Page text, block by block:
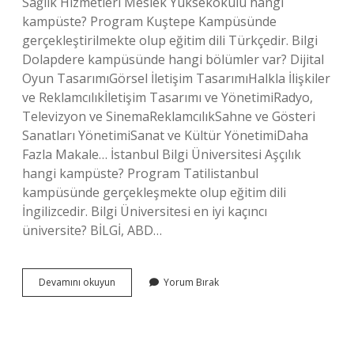
kampüste? Program Kuştepe Kampüsünde
gerçekleştirilmekte olup eğitim dili Türkçedir. Bilgi
Dolapdere kampüsünde hangi bölümler var? Dijital
Oyun TasarımıGörsel İletişim TasarımıHalkla İlişkiler
ve Reklamcılıkİletişim Tasarımı ve YönetimiRadyo,
Televizyon ve SinemaReklamcılıkSahne ve Gösteri
Sanatları YönetimiSanat ve Kültür YönetimiDaha
Fazla Makale… İstanbul Bilgi Üniversitesi Aşçılık
hangi kampüste? Program Tatilistanbul
kampüsünde gerçekleşmekte olup eğitim dili
İngilizcedir. Bilgi Üniversitesi en iyi kaçıncı
üniversite? BİLGİ, ABD…
Devamını okuyun
Üniversitesi
Yorum Bırak